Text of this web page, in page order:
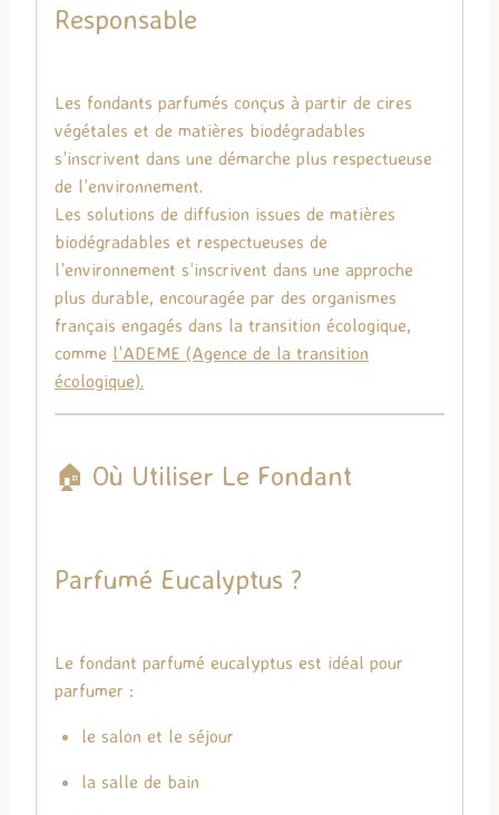
Responsable
Les fondants parfumés conçus à partir de cires
végétales et de matières biodégradables
s’inscrivent dans une démarche plus respectueuse
de l’environnement.
Les solutions de diffusion issues de matières
biodégradables et respectueuses de
l’environnement s’inscrivent dans une approche
plus durable, encouragée par des organismes
français engagés dans la transition écologique,
comme l’ADEME (Agence de la transition
écologique).
🏠 Où Utiliser Le Fondant
Parfumé Eucalyptus ?
Le fondant parfumé eucalyptus est idéal pour
parfumer :
le salon et le séjour
la salle de bain